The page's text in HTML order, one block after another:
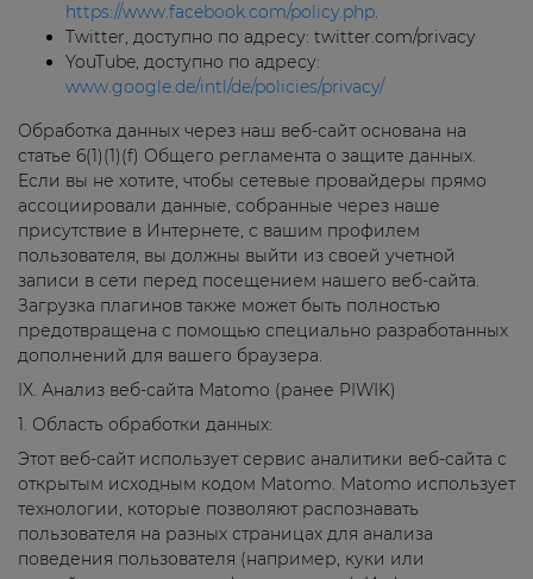
https://www.facebook.com/policy.php.
Twitter, доступно по адресу: twitter.com/privacy
YouTube, доступно по адресу:
www.google.de/intl/de/policies/privacy/
Обработка данных через наш веб-сайт основана на
статье 6(1)(1)(f) Общего регламента о защите данных.
Если вы не хотите, чтобы сетевые провайдеры прямо
ассоциировали данные, собранные через наше
присутствие в Интернете, с вашим профилем
пользователя, вы должны выйти из своей учетной
записи в сети перед посещением нашего веб-сайта.
Загрузка плагинов также может быть полностью
предотвращена с помощью специально разработанных
дополнений для вашего браузера.
IX. Анализ веб-сайта Matomo (ранее PIWIK)
1. Область обработки данных:
Этот веб-сайт использует сервис аналитики веб-сайта с
открытым исходным кодом Matomo. Matomo использует
технологии, которые позволяют распознавать
пользователя на разных страницах для анализа
поведения пользователя (например, куки или